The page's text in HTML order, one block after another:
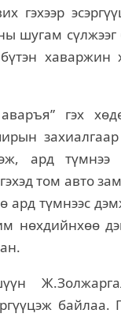
гэхээр
шугам сүлжээг
хаваржин
гэх
ард
том авто
ард түмнээс
нөхдийнхөө
байлаа.